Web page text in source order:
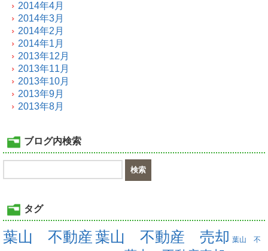
2014年4月
2014年3月
2014年2月
2014年1月
2013年12月
2013年11月
2013年10月
2013年9月
2013年8月
ブログ内検索
タグ
葉山 不動産葉山 不動産 売却 葉山 不